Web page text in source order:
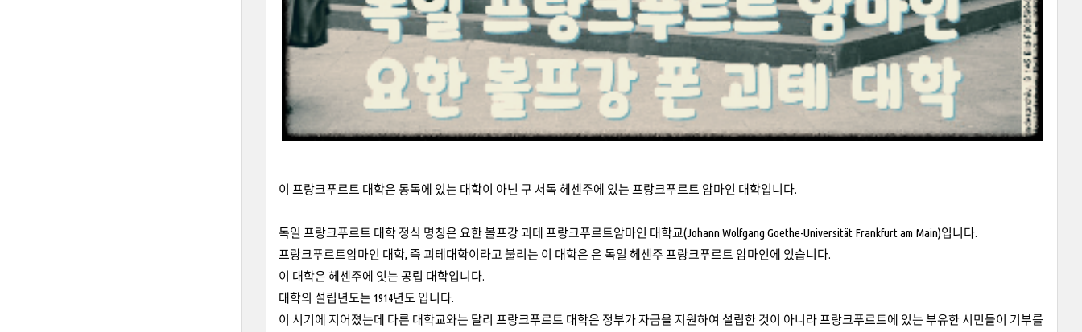
이 프랑크푸르트 대학은 동독에 있는 대학이 아닌 구 서독 헤센주에 있는 프랑크푸르트 암마인 대학입니다.
독일 프랑크푸르트 대학 정식 명칭은 요한 볼프강 괴테 프랑크푸르트암마인 대학교(Johann Wolfgang Goethe-Universität Frankfurt am Main)입니다.
프랑크푸르트암마인 대학, 즉 괴테대학이라고 불리는 이 대학은 은 독일 헤센주 프랑크푸르트 암마인에 있습니다.
이 대학은 헤센주에 잇는 공립 대학입니다.
대학의 설립년도는 1914년도 입니다.
이 시기에 지어졌는데 다른 대학교와는 달리 프랑크푸르트 대학은 정부가 자금을 지원하여 설립한 것이 아니라 프랑크푸르트에 있는 부유한 시민들이 기부를